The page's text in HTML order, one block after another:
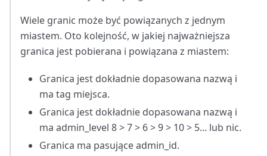
Wiele granic może być powiązanych z jednym
miastem. Oto kolejność, w jakiej najważniejsza
granica jest pobierana i powiązana z miastem:
Granica jest dokładnie dopasowana nazwą i
ma tag miejsca.
Granica jest dokładnie dopasowana nazwą i
ma admin_level 8 > 7 > 6 > 9 > 10 > 5... lub nic.
Granica ma pasujące admin_id.